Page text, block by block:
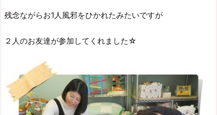
残念ながらお1人風邪をひかれたみたいですが
２人のお友達が参加してくれました☆